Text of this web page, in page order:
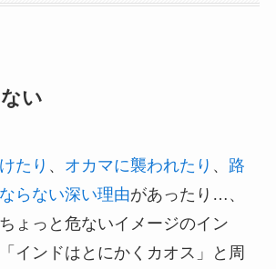
い
たり 、 オカマに襲われたり 、 路
らない深い理由があったり…、
ょっと危ないイメージのイン
インドはとにかくカオス」と周